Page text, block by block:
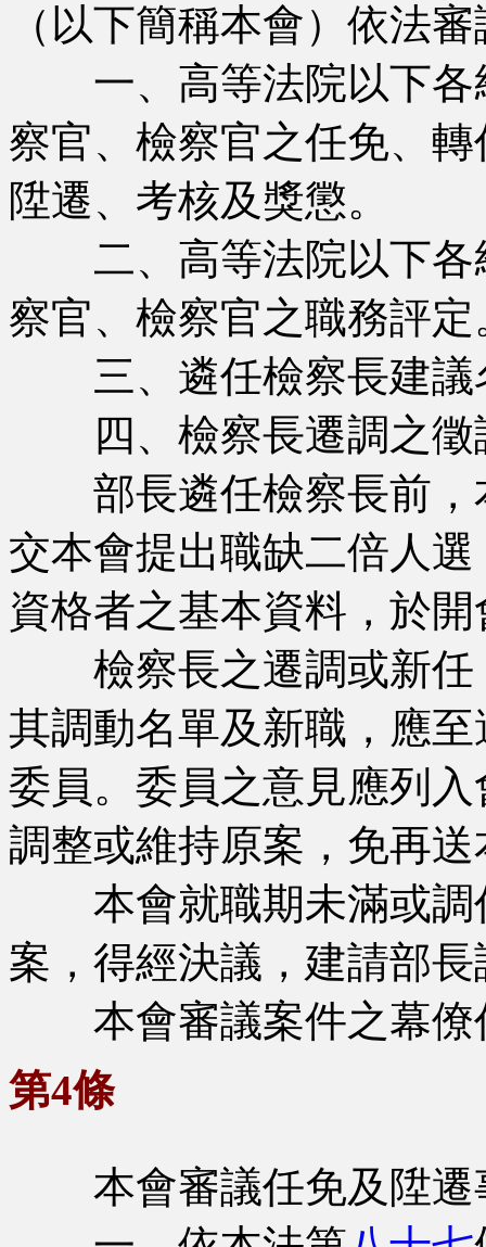
（以下簡稱本會）依法
一、高等法院以下各
察官、檢察官之任免、
陞遷、考核及獎懲。
二、高等法院以下各
察官、檢察官之職務評定
三、遴任檢察長建議
四、檢察長遷調之徵
部長遴任檢察長前，
交本會提出職缺二倍人
資格者之基本資料，於
檢察長之遷調或新任
其調動名單及新職，應
委員。委員之意見應列
調整或維持原案，免再
本會就職期未滿或調
案，得經決議，建請部
本會審議案件之幕僚
第4條
本會審議任免及陞遷